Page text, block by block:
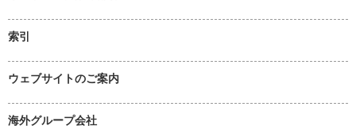
索引
ウェブサイトのご案内
海外グループ会社